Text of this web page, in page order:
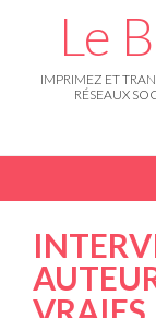
Le
IMPRIMEZ ET
RÉSEAUX
VRAIES